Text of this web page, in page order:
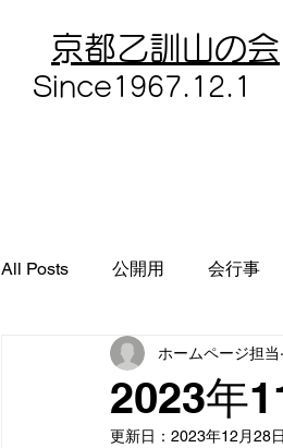
​京都乙訓山の会
​Since1967.12.1
All Posts 公開用 会行事
2023年
ホームページ担当
更新日： 2023年12月28